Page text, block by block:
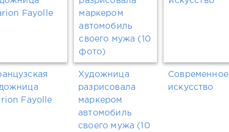
Fayolle
Художница
разрисовала
маркером
автомобиль
своего мужа (10
Современное
искусство